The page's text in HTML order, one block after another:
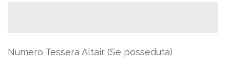
Numero Tessera Altair (Se posseduta)